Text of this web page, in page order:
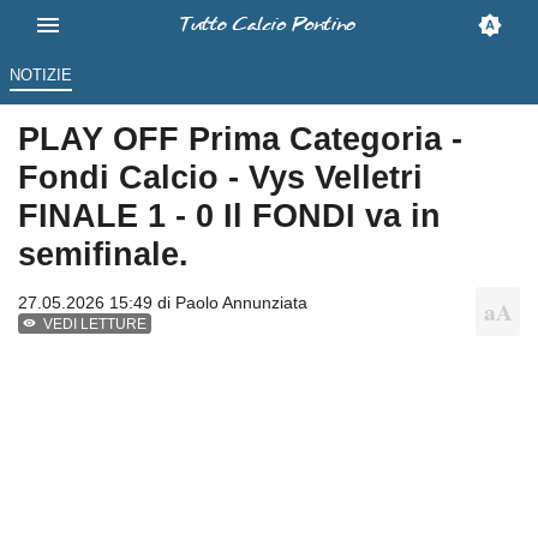
NOTIZIE
PLAY OFF Prima Categoria -
Fondi Calcio - Vys Velletri
FINALE 1 - 0 Il FONDI va in
semifinale.
27.05.2026 15:49 di Paolo Annunziata
VEDI LETTURE